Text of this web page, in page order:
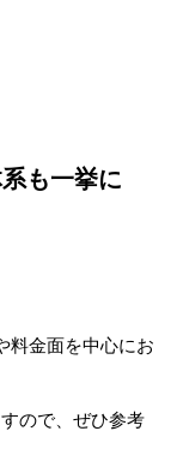
も一挙に
料金面を中心にお
ので、ぜひ参考